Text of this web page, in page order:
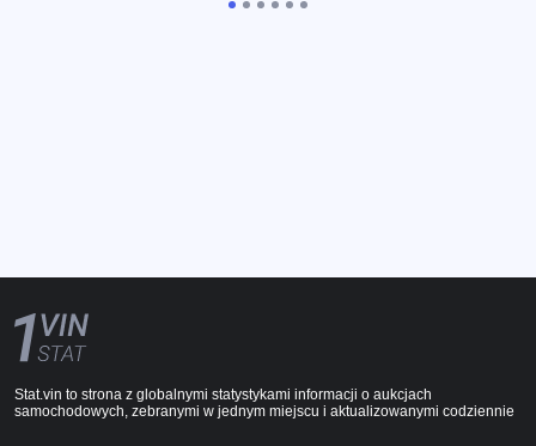
Stat.vin to strona z globalnymi statystykami informacji o aukcjach
samochodowych, zebranymi w jednym miejscu i aktualizowanymi codziennie